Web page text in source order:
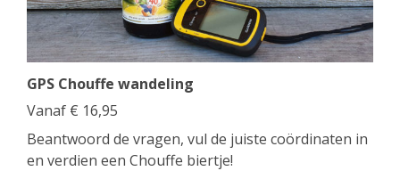
GPS Chouffe wandeling
Vanaf € 16,95
Beantwoord de vragen, vul de juiste coördinaten in
en verdien een Chouffe biertje!